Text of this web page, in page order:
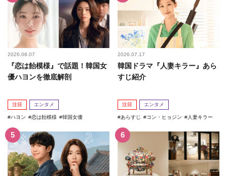
2026.08.07
『恋は飴模様』で話題！韓国女
優ハヨンを徹底解剖
注目 エンタメ
ハヨン 恋は飴模様 韓国女優
2026.07.17
韓国ドラマ『人妻キラー』あら
すじ紹介
注目 エンタメ
あらすじ コン・ヒョジン 人妻キラー